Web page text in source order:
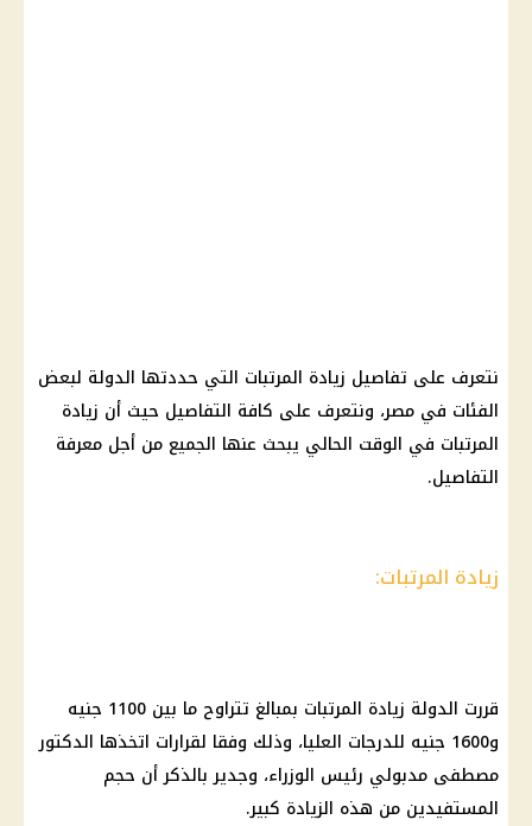
نتعرف على تفاصيل زيادة المرتبات التي حددتها الدولة لبعض
الفئات في مصر، ونتعرف على كافة التفاصيل حيث أن زيادة
المرتبات في الوقت الحالي يبحث عنها الجميع من أجل معرفة
التفاصيل.
زيادة المرتبات:
قررت الدولة زيادة المرتبات بمبالغ تتراوح ما بين 1100 جنيه
و1600 جنيه للدرجات العليا، وذلك وفقا لقرارات اتخذها الدكتور
مصطفى مدبولي رئيس الوزراء، وجدير بالذكر أن حجم
المستفيدين من هذه الزيادة كبير.